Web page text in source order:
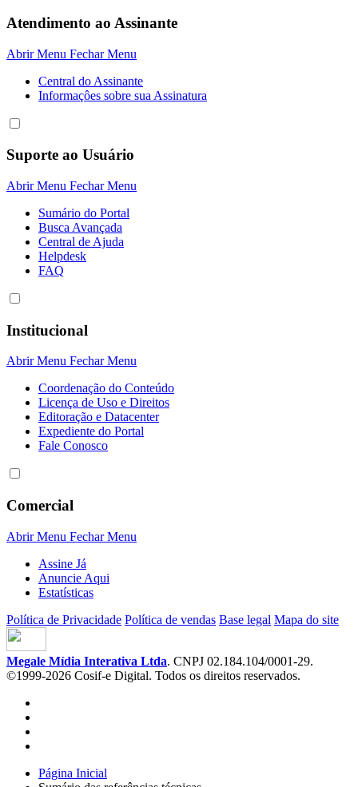
Atendimento ao Assinante
Abrir Menu Fechar Menu
Central do Assinante
Informaçôes sobre sua Assinatura
Suporte ao Usuário
Abrir Menu Fechar Menu
Sumário do Portal
Busca Avançada
Central de Ajuda
Helpdesk
FAQ
Institucional
Abrir Menu Fechar Menu
Coordenação do Conteúdo
Licença de Uso e Direitos
Editoração e Datacenter
Expediente do Portal
Fale Conosco
Comercial
Abrir Menu Fechar Menu
Assine Já
Anuncie Aqui
Estatísticas
Política de Privacidade Política de vendas Base legal Mapa do site
Megale Mídia Interativa Ltda. CNPJ 02.184.104/0001-29.
©1999-2026 Cosif-e Digital. Todos os direitos reservados.
Página Inicial